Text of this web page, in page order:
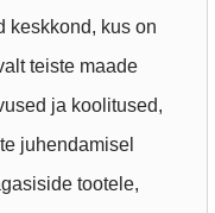
keskkond, kus on
teiste maade
ja koolitused,
juhendamisel
tootele,